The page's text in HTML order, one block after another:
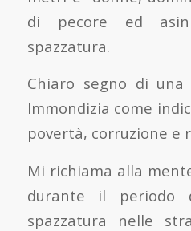
di pecore ed
spazzatura.
Chiaro segno di
Immondizia come
povertà, corruzione e
Mi richiama alla
durante il periodo
spazzatura nelle